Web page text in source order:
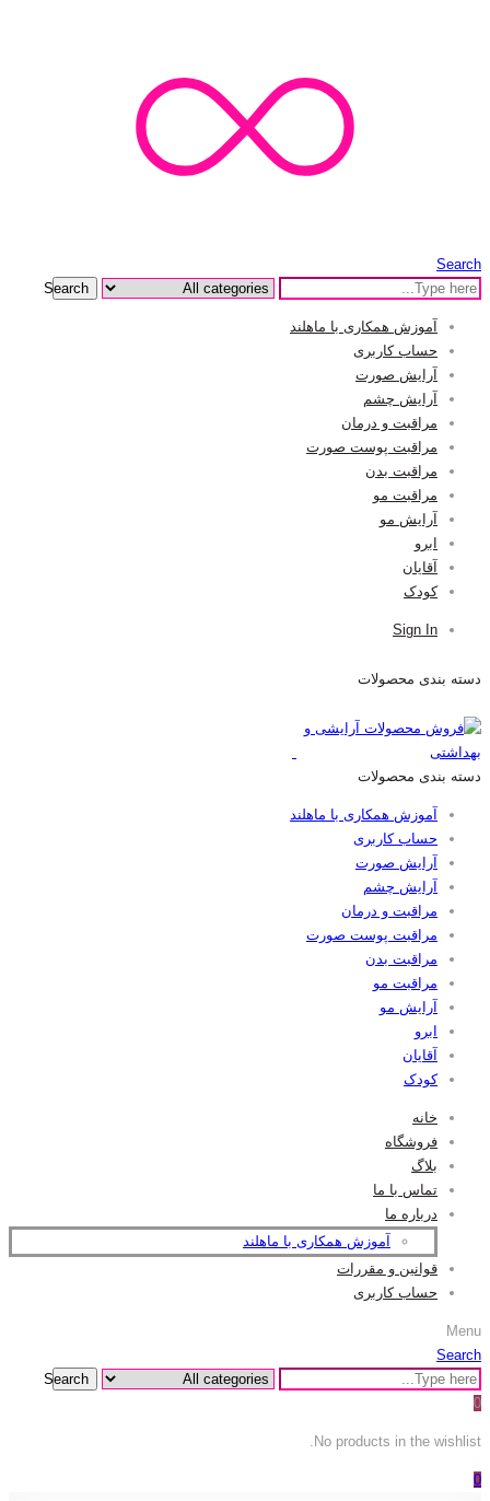
Search
Search
آموزش همکاری با ماهلند
حساب کاربری
آرایش صورت
آرایش چشم
مراقبت و درمان
مراقبت پوست صورت
مراقبت بدن
مراقبت مو
آرایش مو
ابرو
آقایان
کودک
Sign In
دسته بندی محصولات
دسته بندی محصولات
آموزش همکاری با ماهلند
حساب کاربری
آرایش صورت
آرایش چشم
مراقبت و درمان
مراقبت پوست صورت
مراقبت بدن
مراقبت مو
آرایش مو
ابرو
آقایان
کودک
خانه
فروشگاه
بلاگ
تماس با ما
درباره ما
آموزش همکاری با ماهلند
قوانین و مقررات
حساب کاربری
Menu
Search
Search
0
No products in the wishlist.
0